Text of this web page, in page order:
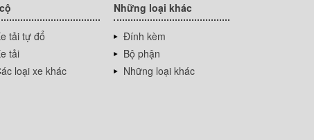
tải tự đổ
tải
loại xe khác
Những loại khác
Đính kèm
Bộ phận
Những loại khác